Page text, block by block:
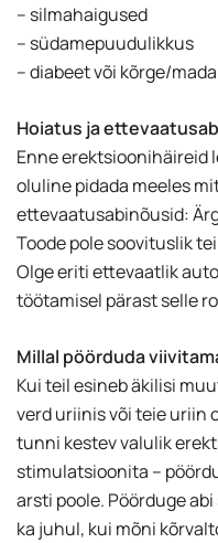
– silmahaigused
– südamepuudulikkus
– diabeet või kõrge/
Hoiatus ja
Enne erektsioonihäireid
oluline pidada meeles
ettevaatusabinõusid:
Toode pole soovituslik
Olge eriti ettevaatlik
töötamisel pärast selle
Millal pöörduda
Kui teil esineb äkilisi
verd uriinis või teie uriin
tunni kestev valulik
stimulatsioonita –
arsti poole. Pöörduge
ka juhul, kui mõni